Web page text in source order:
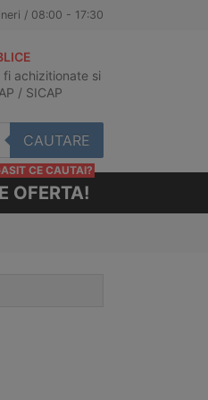
/ 08:00 - 17:30
achizitionate si
/ SICAP
CAUTARE
OFERTA!
CE CAUTAI?